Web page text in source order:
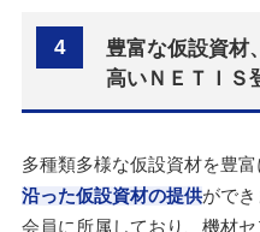
4
豊富な仮設資材
高いＮＥＴＩＳ
多種類多様な仮設資材を豊富
沿った仮設資材の提供がで
会員に所属しており、機材